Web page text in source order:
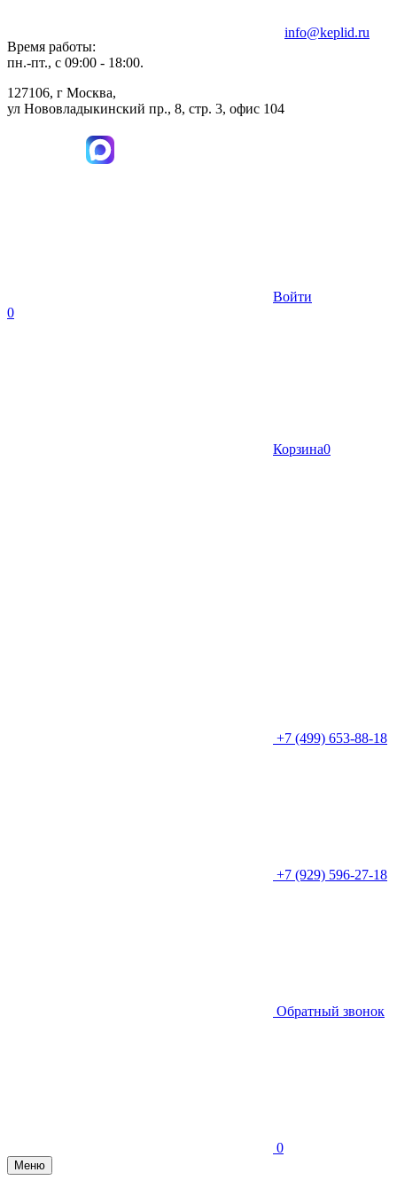
Время работы:
пн.-пт., с 09:00 - 18:00.
127106, г Москва,
ул Нововладыкинский пр., 8, стр. 3, офис 104
info@keplid.ru
Войти
0
Корзина0
+7 (499) 653-88-18
+7 (929) 596-27-18
Обратный звонок
0
Меню